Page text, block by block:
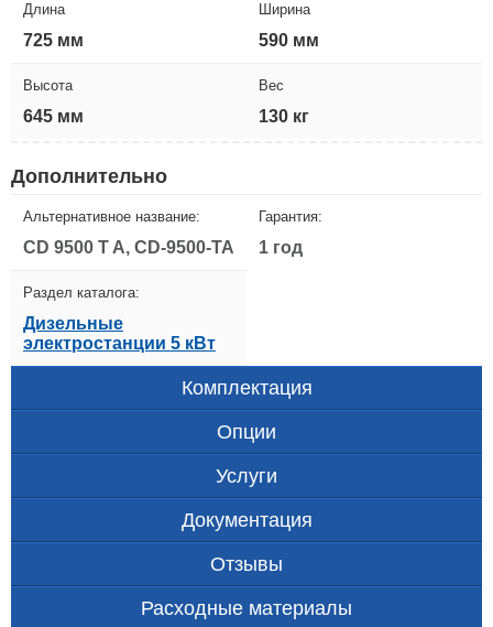
Длина
725 мм
Ширина
590 мм
Высота
645 мм
Вес
130 кг
Дополнительно
Альтернативное название:
CD 9500 T A, CD-9500-TA
Гарантия:
1 год
Раздел каталога:
Дизельные
электростанции 5 кВт
Комплектация
Опции
Услуги
Документация
Отзывы
Расходные материалы